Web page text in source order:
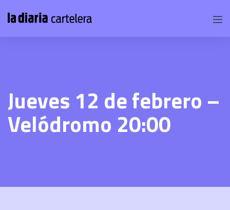
Jueves 12 de febrero –
Velódromo 20:00